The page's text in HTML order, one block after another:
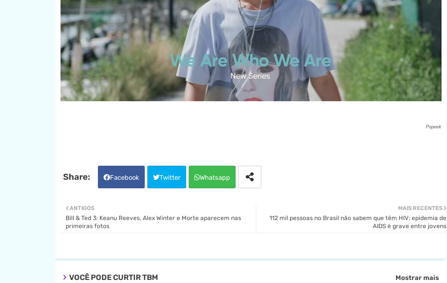
Popeek
Facebook Twitter Whatsapp
MAIS RECENTES
112 mil pessoas no Brasil não sabem que têm HIV; epidemia de
AIDS é grave entre jovens
ANTIGOS
Bill & Ted 3: Keanu Reeves, Alex Winter e Morte aparecem nas
primeiras fotos
VOCÊ PODE CURTIR TBM Mostrar mais